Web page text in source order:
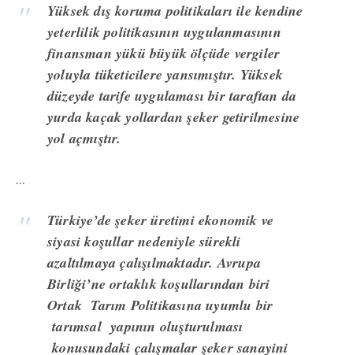
Yüksek dış koruma politikaları ile kendine
yeterlilik politikasının uygulanmasının
finansman yükü büyük ölçüde vergiler
yoluyla tüketicilere yansımıştır. Yüksek
düzeyde tarife uygulaması bir taraftan da
yurda kaçak yollardan şeker getirilmesine
yol açmıştır.
...
Türkiye’de şeker üretimi ekonomik ve
siyasi koşullar nedeniyle sürekli
azaltılmaya çalışılmaktadır. Avrupa
Birliği’ne ortaklık koşullarından biri
Ortak Tarım Politikasına uyumlu bir
tarımsal yapının oluşturulması
konusundaki çalışmalar şeker sanayini